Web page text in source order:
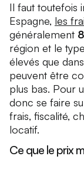
Il faut toutefois
Espagne, les
généralement
région et le
élevés que
peuvent être
plus bas. Pour
donc se faire
frais, fiscalité,
locatif.
Ce que le prix